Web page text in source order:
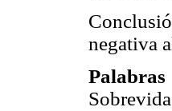
negativa